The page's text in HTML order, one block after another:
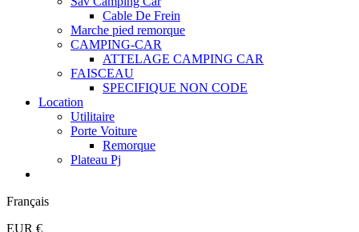
Cable De Frein
Marche pied remorque
CAMPING-CAR
ATTELAGE CAMPING CAR
FAISCEAU
SPECIFIQUE NON CODE
Location
Utilitaire
Porte Voiture
Remorque
Plateau Pj
Français
EUR €